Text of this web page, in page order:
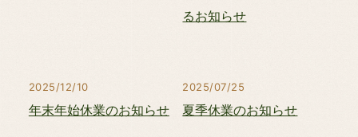
るお知らせ
2025/12/10
年末年始休業のお知らせ
2025/07/25
夏季休業のお知らせ